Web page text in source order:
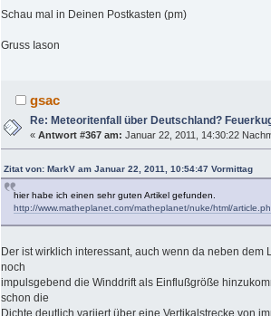
Schau mal in Deinen Postkasten (pm)
Gruss Iason
gsac
Re: Meteoritenfall über Deutschland?
«Antwort #367 am: Januar 22, 2011, 14:30:22
Zitat von: MarkV am Januar 22, 2011, 10:54:47 Vormittag
hier habe ich einen sehr guten Artikel gefunden.
http://www.matheplanet.com/matheplanet/nuke/html/
Der ist wirklich interessant, auch wenn da neben dem
noch
impulsgebend die Winddrift als Einflußgröße
schon die
Dichte deutlich variiert über eine Vertikalstrecke von